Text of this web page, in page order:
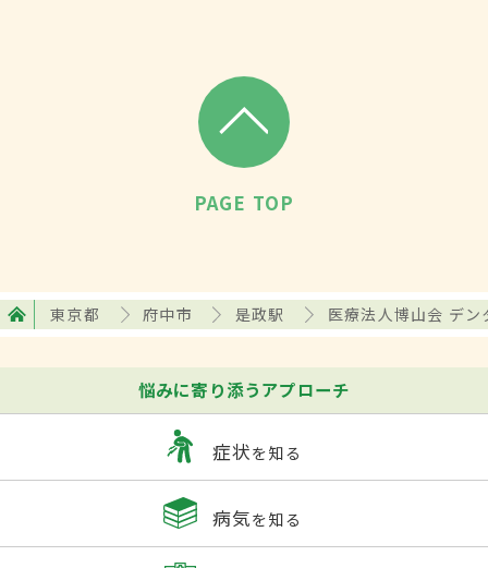
PAGE TOP
東京都 府中市 是政駅 医療法人博山会 デ
悩みに寄り添うアプローチ
症状を知る
病気を知る